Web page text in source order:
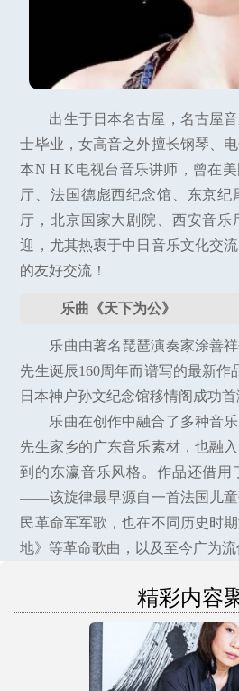
出生于日本名古屋，名古屋
士毕业，女高音之外擅长钢琴、
本N H K电视台音乐讲师，曾在
厅、法国德彪西纪念馆、东京纪
厅，北京国家大剧院、西安音乐
迎，尤其热衷于中日音乐文化交
的友好交流！
乐曲《天下为公》
乐曲由著名琵琶演奏家涂善
先生诞辰160周年而谱写的最新作
日本神户孙文纪念馆移情阁成功首
乐曲在创作中融合了多种音
先生家乡的广东音乐素材，也融
到的东瀛音乐风格。作品还借用
——该旋律最早源自一首法国儿童
民革命军军歌，也在不同历史时
地》等革命歌曲，以及至今广为流
精彩内容